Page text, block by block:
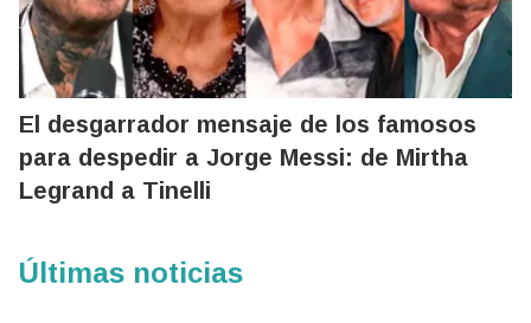
El desgarrador mensaje de los famosos
para despedir a Jorge Messi: de Mirtha
Legrand a Tinelli
Últimas noticias